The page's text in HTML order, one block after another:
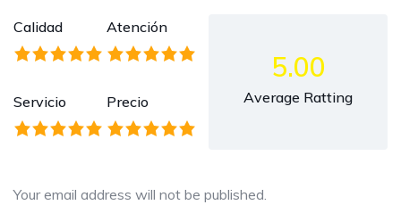
Calidad Atención
Servicio Precio
5.00
Average Ratting
Your email address will not be published.